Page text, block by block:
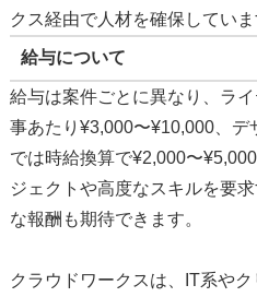
クス経由で人材を確保していま
給与について
給与は案件ごとに異なり、ラ
事あたり¥3,000〜¥10,000、
では時給換算で¥2,000〜
ジェクトや高度なスキルを要
な報酬も期待できます。
クラウドワークスは、IT系や